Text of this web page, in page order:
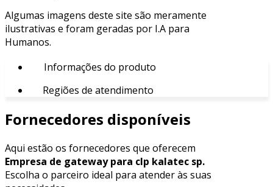
Algumas imagens deste site são meramente
ilustrativas e foram geradas por I.A para
Humanos.
Informações do produto
Regiões de atendimento
Fornecedores disponíveis
Aqui estão os fornecedores que oferecem
Empresa de gateway para clp kalatec sp.
Escolha o parceiro ideal para atender às suas